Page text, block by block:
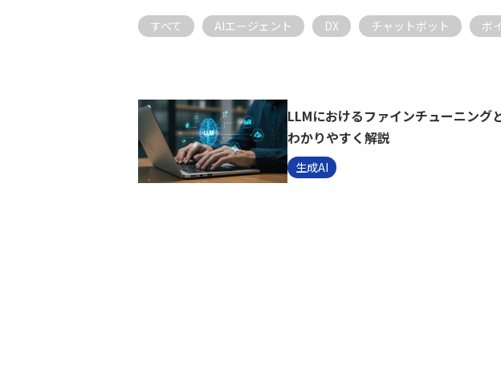
すべて AIエージェント DX チャットボット ボ
LLMにおけるファインチューニング
わかりやすく解説
生成AI